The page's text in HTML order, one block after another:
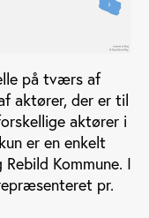
på tværs af
aktører, der er til
aktører i
er en enkelt
Kommune. I
pr.